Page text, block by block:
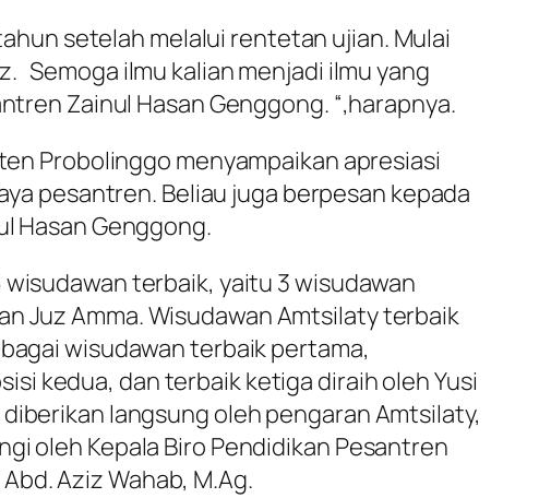
setelah melalui rentetan ujian. Mulai
Semoga ilmu kalian menjadi ilmu yang
Zainul Hasan Genggong. “,harapnya.
Probolinggo menyampaikan apresiasi
pesantren. Beliau juga berpesan kepada
Hasan Genggong.
terbaik, yaitu 3 wisudawan
Juz Amma. Wisudawan Amtsilaty terbaik
wisudawan terbaik pertama,
kedua, dan terbaik ketiga diraih oleh Yusi
langsung oleh pengaran Amtsilaty,
oleh Kepala Biro Pendidikan Pesantren
Aziz Wahab, M.Ag.